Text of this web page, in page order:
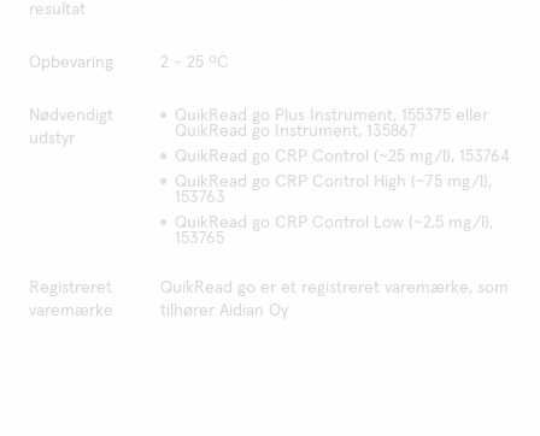
resultat
Opbevaring 2 - 25 ºC
Nødvendigt
udstyr
QuikRead go Plus Instrument, 155375 eller
QuikRead go Instrument, 135867
QuikRead go CRP Control (~25 mg/l), 153764
QuikRead go CRP Control High (~75 mg/l),
153763
QuikRead go CRP Control Low (~2,5 mg/l),
153765
Registreret
varemærke
QuikRead go er et registreret varemærke, som
tilhører Aidian Oy